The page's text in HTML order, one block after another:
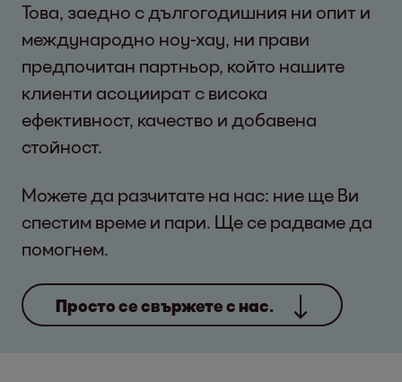
Това, заедно с дългогодишния ни опит и
международно ноу-хау, ни прави
предпочитан партньор, който нашите
клиенти асоциират с висока
ефективност, качество и добавена
стойност.
Можете да разчитате на нас: ние ще Ви
спестим време и пари. Ще се радваме да
помогнем.
Просто се свържете с нас.